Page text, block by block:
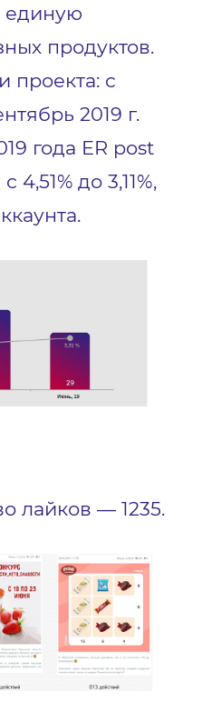
единую
продуктов.
проекта: с
2019 г.
года ER post
4,51% до 3,11%,
лайков — 1235.